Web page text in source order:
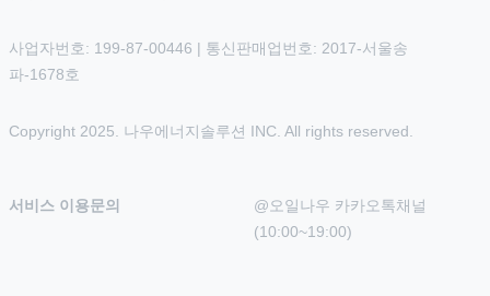
사업자번호: 199-87-00446 | 통신판매업번호: 2017-서울송
파-1678호
Copyright 2025. 나우에너지솔루션 INC. All rights reserved.
서비스 이용문의
@오일나우 카카오톡채널
(10:00~19:00)